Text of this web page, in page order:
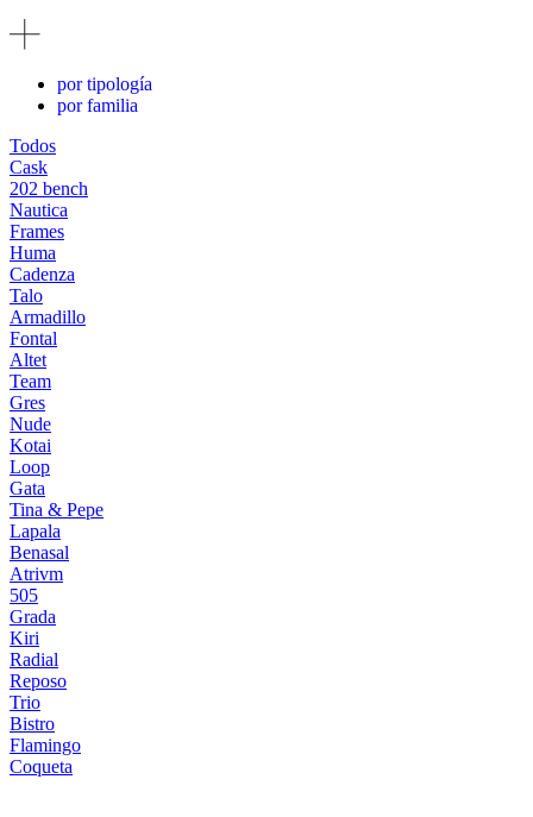
por tipología
por familia
Todos
Cask
202 bench
Nautica
Frames
Huma
Cadenza
Talo
Armadillo
Fontal
Altet
Team
Gres
Nude
Kotai
Loop
Gata
Tina & Pepe
Lapala
Benasal
Atrivm
505
Grada
Kiri
Radial
Reposo
Trio
Bistro
Flamingo
Coqueta